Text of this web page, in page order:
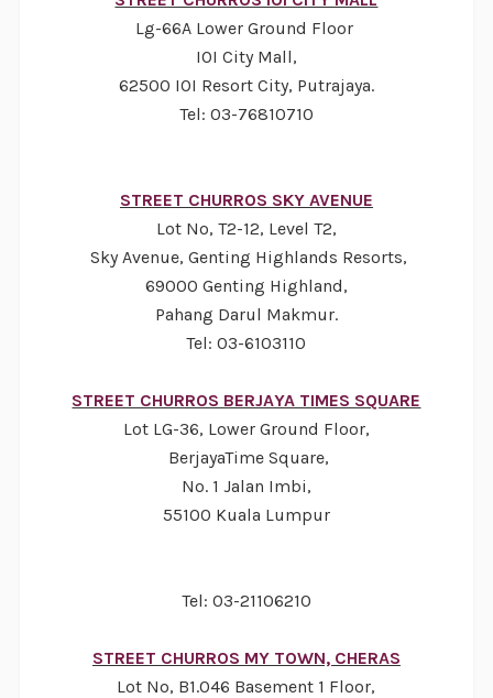
Lg-66A Lower Ground Floor
IOI City Mall,
62500 IOI Resort City, Putrajaya.
Tel: 03-76810710
STREET CHURROS SKY AVENUE
Lot No, T2-12, Level T2,
Sky Avenue, Genting Highlands Resorts,
69000 Genting Highland,
Pahang Darul Makmur.
Tel: 03-6103110
STREET CHURROS BERJAYA TIMES SQUARE
Lot LG-36, Lower Ground Floor,
BerjayaTime Square,
No. 1 Jalan Imbi,
55100 Kuala Lumpur
Tel: 03-21106210
STREET CHURROS MY TOWN, CHERAS
Lot No, B1.046 Basement 1 Floor,